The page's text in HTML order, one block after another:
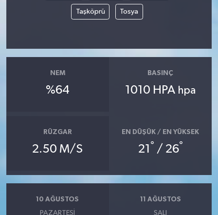
Taşköprü Tosya
NEM
%64
BASINÇ
1010 HPA hpa
RÜZGAR
2.50 M/S
EN DÜŞÜK / EN YÜKSEK
21 ° / 26°
10 AĞUSTOS
PAZARTESI
11 AĞUSTOS
SALI